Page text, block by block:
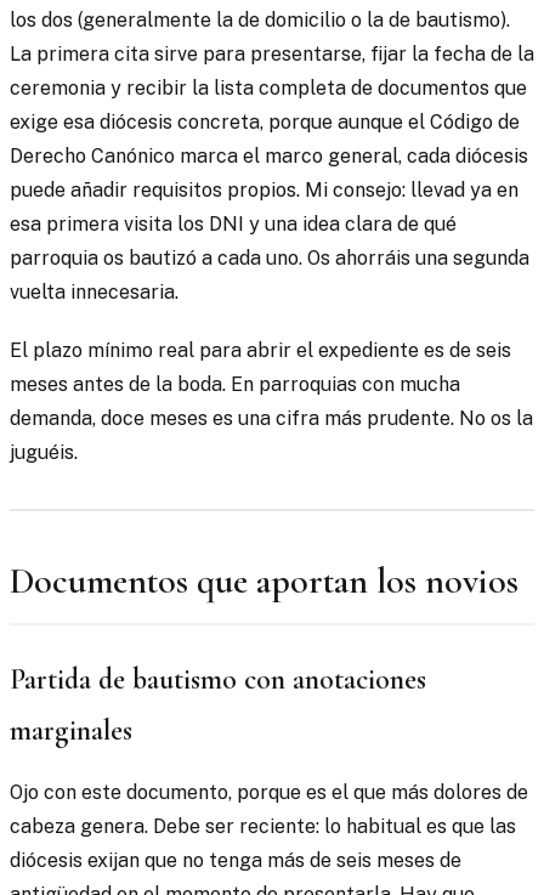
los dos (generalmente la de domicilio o la de bautismo).
La primera cita sirve para presentarse, fijar la fecha de la
ceremonia y recibir la lista completa de documentos que
exige esa diócesis concreta, porque aunque el Código de
Derecho Canónico marca el marco general, cada diócesis
puede añadir requisitos propios. Mi consejo: llevad ya en
esa primera visita los DNI y una idea clara de qué
parroquia os bautizó a cada uno. Os ahorráis una segunda
vuelta innecesaria.
El plazo mínimo real para abrir el expediente es de seis
meses antes de la boda. En parroquias con mucha
demanda, doce meses es una cifra más prudente. No os la
juguéis.
Documentos que aportan los novios
Partida de bautismo con anotaciones
marginales
Ojo con este documento, porque es el que más dolores de
cabeza genera. Debe ser reciente: lo habitual es que las
diócesis exijan que no tenga más de seis meses de